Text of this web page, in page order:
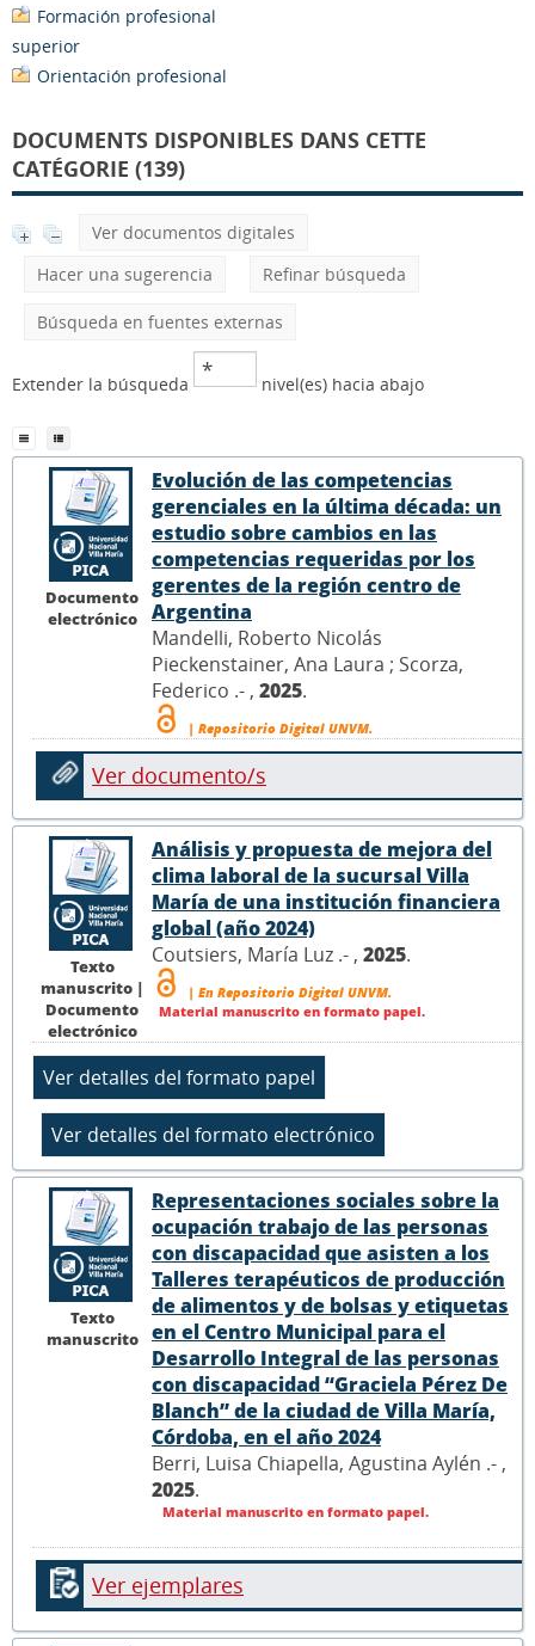
Formación profesional
superior
Orientación profesional
DOCUMENTS DISPONIBLES DANS CETTE
CATÉGORIE (139)
Ver documentos digitales
Hacer una sugerencia
Refinar búsqueda
Búsqueda en fuentes externas
Extender la búsqueda nivel(es) hacia abajo
Documento
electrónico
Evolución de las competencias
gerenciales en la última década: un
estudio sobre cambios en las
competencias requeridas por los
gerentes de la región centro de
Argentina
Mandelli, Roberto Nicolás
Pieckenstainer, Ana Laura ; Scorza,
Federico .- , 2025.
| Repositorio Digital UNVM.
Ver documento/s
Texto
manuscrito |
Documento
electrónico
Análisis y propuesta de mejora del
clima laboral de la sucursal Villa
María de una institución financiera
global (año 2024)
Coutsiers, María Luz .- , 2025.
| En Repositorio Digital UNVM.
Material manuscrito en formato papel.
Texto
manuscrito
Representaciones sociales sobre la
ocupación trabajo de las personas
con discapacidad que asisten a los
Talleres terapéuticos de producción
de alimentos y de bolsas y etiquetas
en el Centro Municipal para el
Desarrollo Integral de las personas
con discapacidad “Graciela Pérez De
Blanch” de la ciudad de Villa María,
Córdoba, en el año 2024
Berri, Luisa Chiapella, Agustina Aylén .- ,
2025.
Material manuscrito en formato papel.
Ver ejemplares